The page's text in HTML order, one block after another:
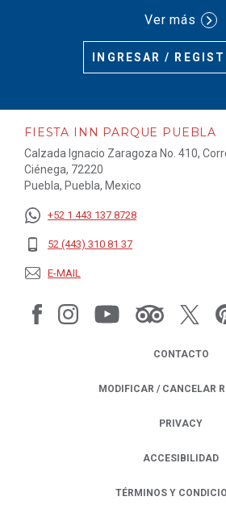
Ver más
INGRESAR /
FIESTA INN PARQUE PUEBLA
Calzada Ignacio Zaragoza No. 410,
Ciénega, 72220
Puebla, Puebla, Mexico
+52 1 443 137 8728
52 (443) 310 81 37
E-MAIL
CONTACTO
MODIFICAR / CANCELAR
PRIVACY
OPENS IN A
ACCESIBILIDAD
TÉRMINOS Y